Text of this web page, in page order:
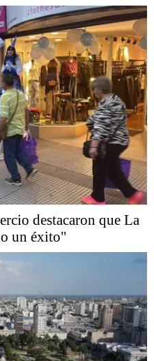
destacaron que La
un éxito"